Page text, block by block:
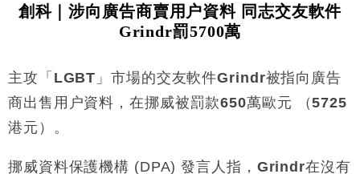
13:44
財經｜內地7月美元計價出口增近24%勝預期 貿易順
差達1125億美元
日圓干預創新高
13:49
本地｜華嫂冰室太子店涉提供失實資料 遭禁申請輸入
創科｜涉向廣告商賣用户資料 同志交友軟件
Grindr罰5700萬
主攻「 LGBT 」市場的交友軟件Grindr被指向廣告
商出售用户資料，在挪威被罰款650萬歐元 （5725
港元）。
挪威資料保護機構 (DPA) 發言人指， Grindr在沒有